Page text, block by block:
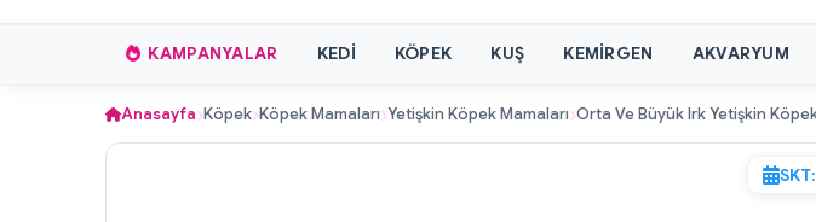
KAMPANYALAR KEDI KÖPEK KUŞ KEMIRGEN AKVARYUM
Anasayfa Köpek Köpek Mamaları Yetişkin Köpek Mamaları Orta Ve Büyük Irk Yetişkin